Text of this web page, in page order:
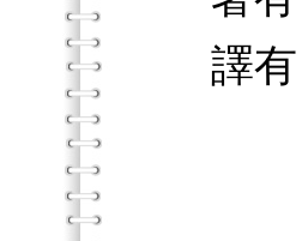
譯有《